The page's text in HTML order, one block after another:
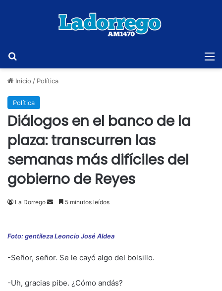
Inicio / Política
Política
Diálogos en el banco de la
plaza: transcurren las
semanas más difíciles del
gobierno de Reyes
La Dorrego
Send5 minutos leídos
Foto: gentileza Leoncio José Aldea
-Señor, señor. Se le cayó algo del bolsillo.
-Uh, gracias pibe. ¿Cómo andás?